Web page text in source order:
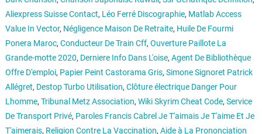
Aliexpress Suisse Contact, Léo Ferré Discographie, Matlab Access
Value In Vector, Négligence Maison De Retraite, Huile De Fourmi
Ponera Maroc, Conducteur De Train Cff, Ouverture Paillote La
Grande-motte 2020, Derniere Info Dans L'oise, Agent De Bibliothèque
Offre D'emploi, Papier Peint Castorama Gris, Simone Signoret Patrick
Allégret, Destop Turbo Utilisation, Clôture électrique Danger Pour
Lhomme, Tribunal Metz Association, Wiki Skyrim Cheat Code, Service
De Transport Privé, Paroles Francis Cabrel Je T'aimais Je T'aime Et Je
T'aimerais, Religion Contre La Vaccination, Aide à La Prononciation